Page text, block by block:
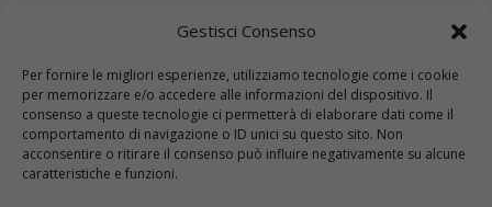
Gestisci Consenso
Per fornire le migliori esperienze, utilizziamo tecnologie come i cookie
per memorizzare e/o accedere alle informazioni del dispositivo. Il
consenso a queste tecnologie ci permetterà di elaborare dati come il
comportamento di navigazione o ID unici su questo sito. Non
acconsentire o ritirare il consenso può influire negativamente su alcune
caratteristiche e funzioni.